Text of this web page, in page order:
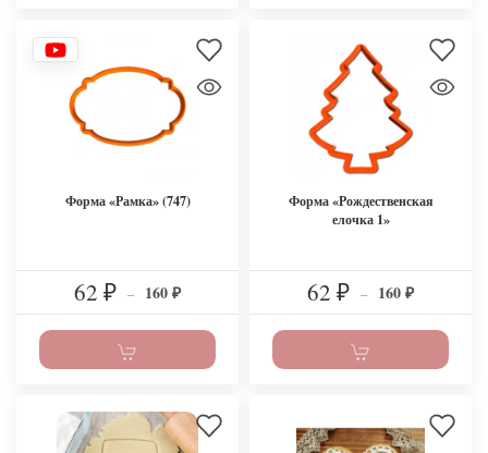
Форма «Рамка» (747)
62 ₽ – 160 ₽
Форма «Рождественская
елочка 1»
62 ₽ – 160 ₽